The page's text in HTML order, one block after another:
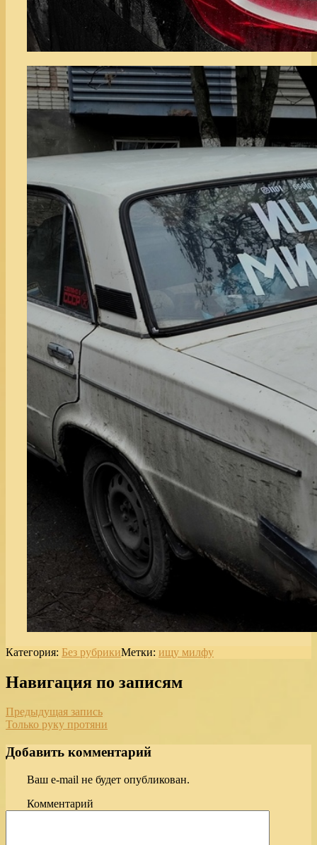
Категория: Без рубрикиМетки: ищу милфу
Навигация по записям
Предыдущая запись
Только руку протяни
Добавить комментарий
Ваш e-mail не будет опубликован.
Комментарий